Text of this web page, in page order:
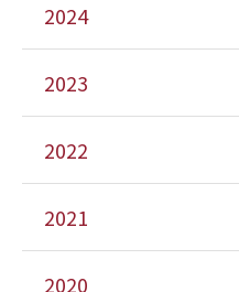
2024
2023
2022
2021
2020